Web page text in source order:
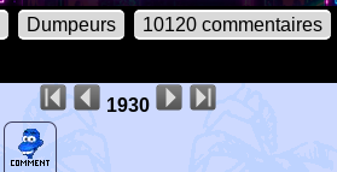
Dumpeurs 10120 commentaires
1930